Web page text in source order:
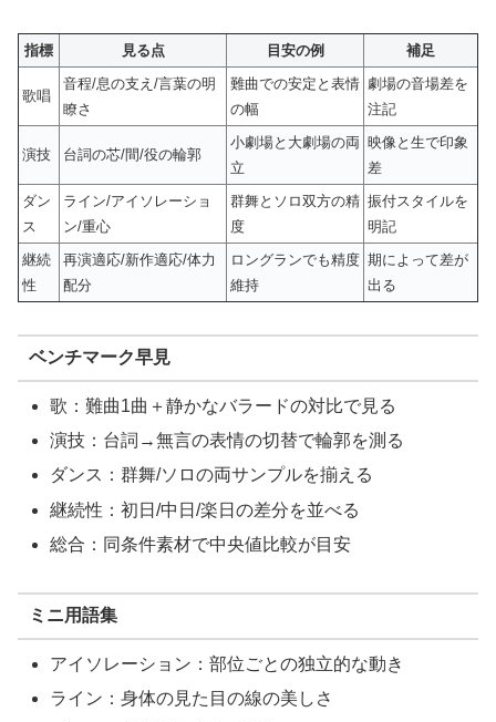
指標 見る点 目安の例 補足
歌唱
音程/息の支え/言葉の明
瞭さ
難曲での安定と表情
の幅
劇場の音場差を
注記
演技 台詞の芯/間/役の輪郭
小劇場と大劇場の両
立
映像と生で印象
差
ダン
ス
ライン/アイソレーショ
ン/重心
群舞とソロ双方の精
度
振付スタイルを
明記
継続
性
再演適応/新作適応/体力
配分
ロングランでも精度
維持
期によって差が
出る
ベンチマーク早見
歌：難曲1曲＋静かなバラードの対比で見る
演技：台詞→無言の表情の切替で輪郭を測る
ダンス：群舞/ソロの両サンプルを揃える
継続性：初日/中日/楽日の差分を並べる
総合：同条件素材で中央値比較が目安
ミニ用語集
アイソレーション：部位ごとの独立的な動き
ライン：身体の見た目の線の美しさ